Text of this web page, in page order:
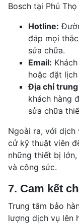
Bosch tại Phú
Hotline:
đáp mọi
sửa chữa.
Email:
hoặc đặt
Địa chỉ
khách hàng
sửa chữa
Ngoài ra, với dịch
cử kỹ thuật viên
những thiết bị
và công sức.
7. Cam kết
Trung tâm bảo
lượng dịch vụ lên